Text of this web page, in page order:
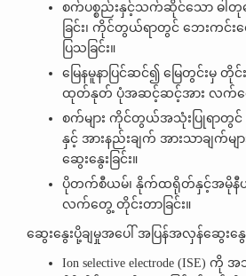
စက်ပစ္စည်းနှင့်သက်ဆိုင်သော ဓါတုဆ
ခြင်း၊ ကိုင်တွယ်ရာတွင် ဘေးကင်
ပြသခြင်း။
မြေနမူနာပြင်ဆင်၍ မြေတွင်းမှ
ထုတ်နုတ် ပုံအဆင့်ဆင့်အား လက်တွေ့သ
စက်များ ကိုင်တွယ်အသုံးပြုရာတွင်
နှင့် အားနည်းချက် အားသာချက်မျာ
ဆွေးနွေးခြင်း။
ပိုတက်စီယမ်၊ နိုက်ထရိုတ်နှင့်အမိုနီယမ်
လက်တွေ့ တိုင်းတာခြင်း။
ဆွေးနွေးပို့ချမှုအပေါ် အပြန်အလှန်ဆွေးနွေး
Ion selective electrode (ISE)